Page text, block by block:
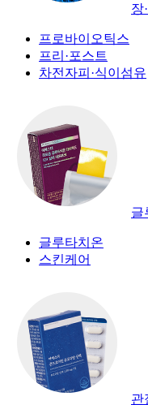
장
프로바이오틱스
프리·포스트
차전자피·식이섬유
글
글루타치온
스킨케어
관